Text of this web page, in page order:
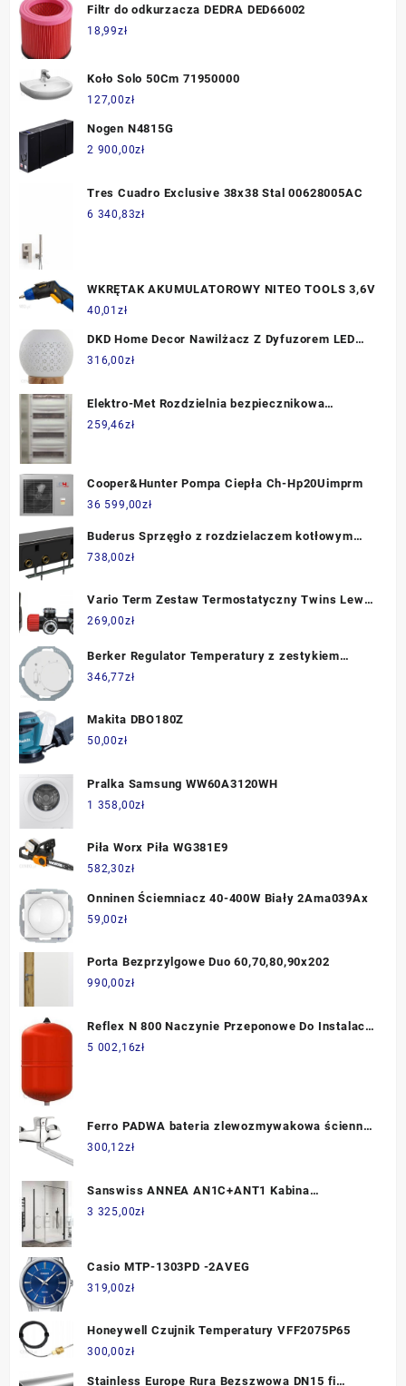
Filtr do odkurzacza DEDRA DED66002
18,99zł
Koło Solo 50Cm 71950000
127,00zł
Nogen N4815G
2 900,00zł
Tres Cuadro Exclusive 38x38 Stal 00628005AC
6 340,83zł
WKRĘTAK AKUMULATOROWY NITEO TOOLS 3,6V
40,01 zł
DKD Home Decor Nawilżacz Z Dyfuzorem LED
100ml
316,00zł
Elektro-Met Rozdzielnia bezpiecznikowa
natynkowa 640x310x120 nrp-48z EMET_231
259,46zł
Cooper&Hunter Pompa Ciepła Ch-Hp20Uimprm
36 599,00zł
Buderus Sprzęgło z rozdzielaczem kotłowym
WHY/HKV 2/25/25 8718599383
738,00zł
Vario Term Zestaw Termostatyczny Twins Lewy
Czarny Błyszczący Tsgs0213Cfkl
269,00zł
Berker Regulator Temperatury z zestykiem
zwiernym, Elementem Centralnym, Łącznikiem I
346,77zł
Makita DBO180Z
50,00zł
Pralka Samsung WW60A3120WH
1 358,00zł
Piła Worx Piła WG381E9
582,30zł
Onninen Ściemniacz 40-400W Biały 2Ama039Ax
59,00zł
Porta Bezprzylgowe Duo 60,70,80,90x202
990,00zł
Reflex N 800 Naczynie Przeponowe Do Instalacji
C.O.I Systemów Chłodniczych Szare 8218500
5 002,16zł
Ferro PADWA bateria zlewozmywakowa ścienna
chrom (BTP5)
300,12zł
Sanswiss ANNEA AN1C+ANT1 Kabina
Prysznicowa Prawa Czarna 100x120x200cm
3 325,00zł
Casio MTP-1303PD -2AVEG
319,00zł
Honeywell Czujnik Temperatury VFF2075P65
300,00zł
Stainless Europe Rura Bezszwowa DN15 fi